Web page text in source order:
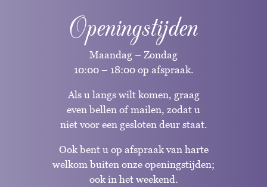
Openingstijden
Maandag – Zondag
10:00 – 18:00 op afspraak.
Als u langs wilt komen, graag
even bellen of mailen, zodat u
niet voor een gesloten deur staat.
Ook bent u op afspraak van harte
welkom buiten onze openingstijden;
ook in het weekend.